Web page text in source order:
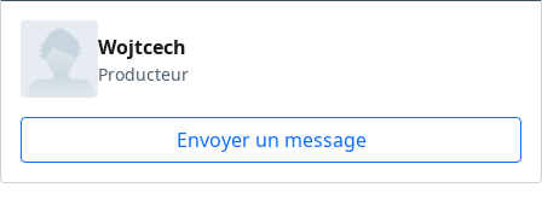
Wojtcech
Producteur
Envoyer un message